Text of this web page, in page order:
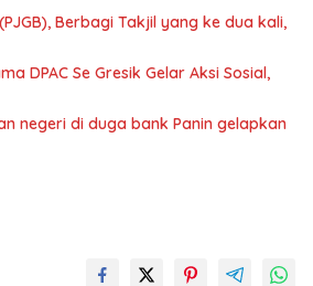
Berbagi Takjil yang ke dua kali,
DPAC Se Gresik Gelar Aksi Sosial,
negeri di duga bank Panin gelapkan